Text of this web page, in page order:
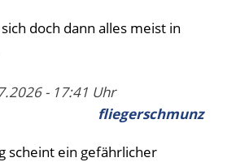
doch dann alles meist in
- 17:41 Uhr
fliegerschmunz
scheint ein gefährlicher